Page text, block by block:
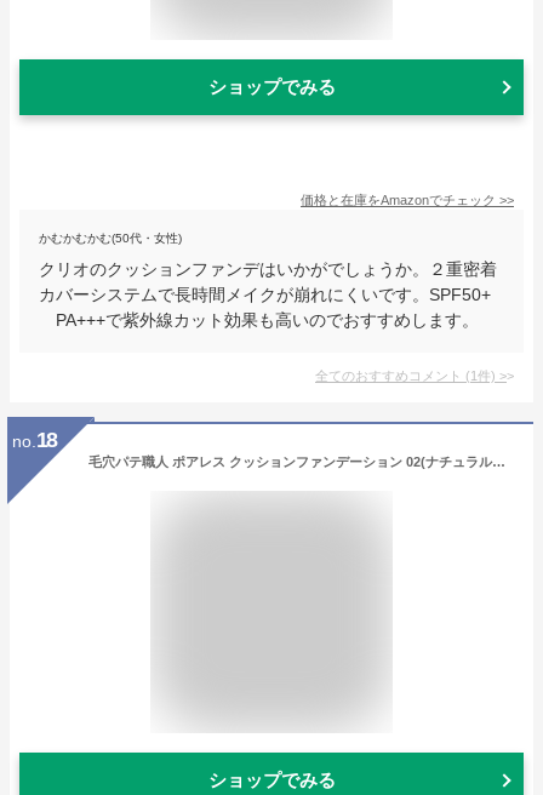
ショップでみる
価格と在庫をAmazonでチェック >>
かむかむかむ(50代・女性)
クリオのクッションファンデはいかがでしょうか。２重密着
カバーシステムで長時間メイクが崩れにくいです。SPF50+
PA+++で紫外線カット効果も高いのでおすすめします。
全てのおすすめコメント (1件) >
no. 18
毛穴パテ職人 ポアレス クッションファンデーション 02(ナチュラルベージュ)12g 常磐薬品工業【MZ】毛穴レス うるおい ツヤ 紫外線吸収剤フリー UVカット ウォータープルーフ
ショップでみる